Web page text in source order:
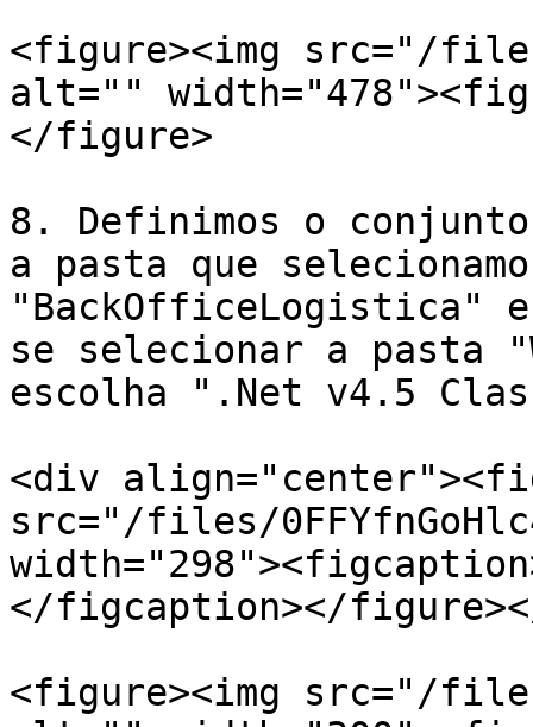
<figure><img src="/files/
alt=""
</figure>
8. Definimos o
a pasta que
"BackOfficeLogistica"
se selecionar a pasta
escolha ".Net v4.5
<div
src="/files/
</figcaption></
<figure><img src="/files/